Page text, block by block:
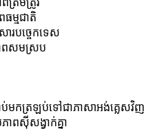
ត្រឹមត្រូវ
ម្មជាតិ
ារបច្ចេកទេស
ពសមស្រប
ប់មកត្រឡប់ទៅជាភាសាអង់គ្លេសវិញ
ាពស៊ីសង្វាក់គ្នា